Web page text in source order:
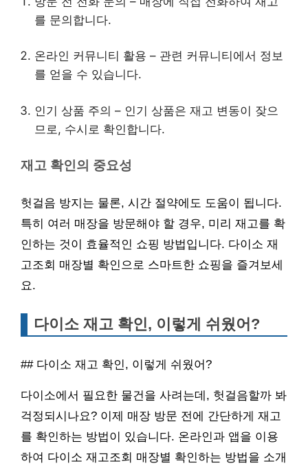
를 문의합니다.
온라인 커뮤니티 활용 – 관련 커뮤니티에서 정보
를 얻을 수 있습니다.
인기 상품 주의 – 인기 상품은 재고 변동이 잦으
므로, 수시로 확인합니다.
재고 확인의 중요성
헛걸음 방지는 물론, 시간 절약에도 도움이 됩니다.
특히 여러 매장을 방문해야 할 경우, 미리 재고를 확
인하는 것이 효율적인 쇼핑 방법입니다. 다이소 재
고조회 매장별 확인으로 스마트한 쇼핑을 즐겨보세
요.
다이소 재고 확인, 이렇게 쉬웠어?
## 다이소 재고 확인, 이렇게 쉬웠어?
다이소에서 필요한 물건을 사려는데, 헛걸음할까 봐
걱정되시나요? 이제 매장 방문 전에 간단하게 재고
를 확인하는 방법이 있습니다. 온라인과 앱을 이용
하여 다이소 재고조회 매장별 확인하는 방법을 소개